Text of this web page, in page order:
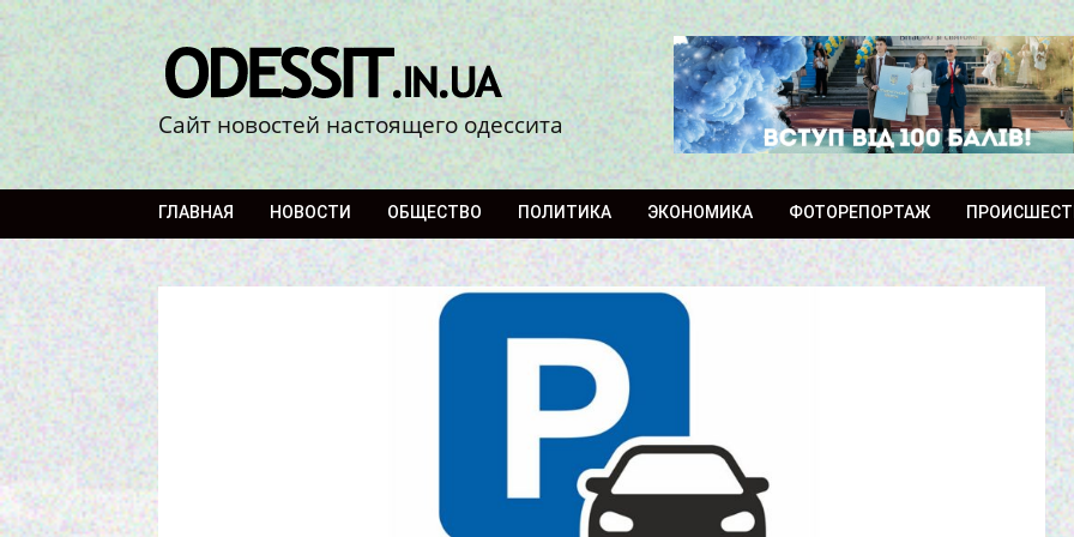
Сайт новостей настоящего одессита
ГЛАВНАЯ НОВОСТИ ОБЩЕСТВО ПОЛИТИКА ЭКОНОМИКА ФОТОРЕПОРТАЖ